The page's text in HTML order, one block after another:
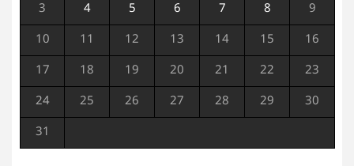
3 4 5 6 7 8 9
10 11 12 13 14 15 16
17 18 19 20 21 22 23
24 25 26 27 28 29 30
31